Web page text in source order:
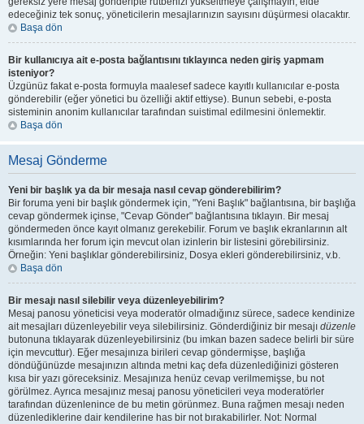
edeceğiniz tek sonuç, yöneticilerin mesajlarınızın sayısını düşürmesi olacaktır.
Başa dön
Bir kullanıcıya ait e-posta bağlantısını tıklayınca neden giriş yapmam
isteniyor?
Üzgünüz fakat e-posta formuyla maalesef sadece kayıtlı kullanıcılar e-posta
gönderebilir (eğer yönetici bu özelliği aktif ettiyse). Bunun sebebi, e-posta
sisteminin anonim kullanıcılar tarafından suistimal edilmesini önlemektir.
Başa dön
Mesaj Gönderme
Yeni bir başlık ya da bir mesaja nasıl cevap gönderebilirim?
Bir foruma yeni bir başlık göndermek için, "Yeni Başlık" bağlantısına, bir başlığa
cevap göndermek içinse, "Cevap Gönder" bağlantısına tıklayın. Bir mesaj
göndermeden önce kayıt olmanız gerekebilir. Forum ve başlık ekranlarının alt
kısımlarında her forum için mevcut olan izinlerin bir listesini görebilirsiniz.
Örneğin: Yeni başlıklar gönderebilirsiniz, Dosya ekleri gönderebilirsiniz, v.b.
Başa dön
Bir mesajı nasıl silebilir veya düzenleyebilirim?
Mesaj panosu yöneticisi veya moderatör olmadığınız sürece, sadece kendinize
ait mesajları düzenleyebilir veya silebilirsiniz. Gönderdiğiniz bir mesajı düzenle
butonuna tıklayarak düzenleyebilirsiniz (bu imkan bazen sadece belirli bir süre
için mevcuttur). Eğer mesajınıza birileri cevap göndermişse, başlığa
döndüğünüzde mesajınızın altında metni kaç defa düzenlediğinizi gösteren
kısa bir yazı göreceksiniz. Mesajınıza henüz cevap verilmemişse, bu not
görülmez. Ayrıca mesajınız mesaj panosu yöneticileri veya moderatörler
tarafından düzenlenince de bu metin görünmez. Buna rağmen mesajı neden
düzenlediklerine dair kendilerine has bir not bırakabilirler. Not: Normal